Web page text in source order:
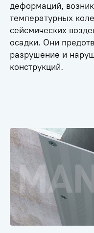
деформаций,
температурных
сейсмических
осадки. Они
разрушение и
конструкций.